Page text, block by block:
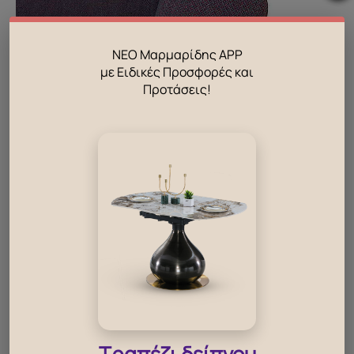
ΝΕΟ Μαρμαρίδης APP
με Ειδικές Προσφορές και
Προτάσεις!